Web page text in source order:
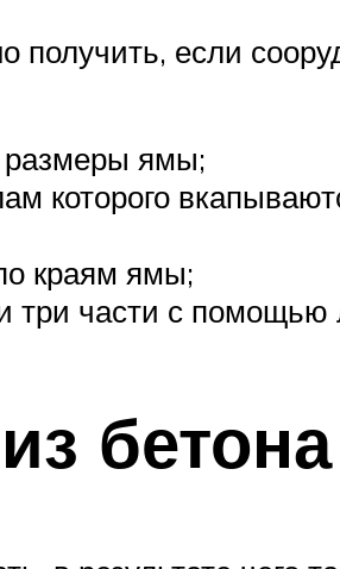
если
размеры ямы;
которого
краям ямы;
три части с
бетона